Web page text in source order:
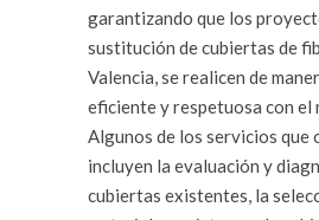
garantizando que los
sustitución de cubiertas de
Valencia, se realicen de
eficiente y respetuosa con el
Algunos de los servicios que
incluyen la evaluación y
cubiertas existentes, la